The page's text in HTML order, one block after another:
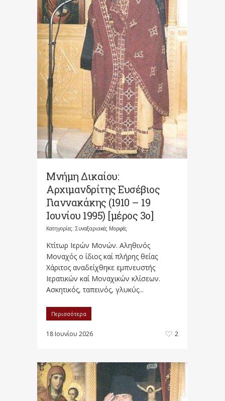
Μνήμη Δικαίου:
Αρχιμανδρίτης Ευσέβιος
Γιαννακάκης (1910 – 19
Ιουνίου 1995) [μέρος 3ο]
Κατηγορίες: Συναξαριακές Μορφές
Κτίτωρ Ιερών Μονών. Αληθινός
Μοναχός ο ίδιος καί πλήρης θείας
Χάριτος αναδείχθηκε εμπνευστής
Ιερατικών καί Μοναχικών κλίσεων.
Ασκητικός, ταπεινός, γλυκύς...
Περισσότερα
18 Ιουνίου 2026 2